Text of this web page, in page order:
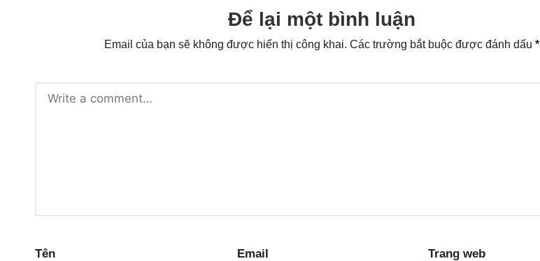
Để lại một bình luận
Email của bạn sẽ không được hiển thị công khai. Các trường bắt buộc được đánh dấu*
Tên Email Trang web